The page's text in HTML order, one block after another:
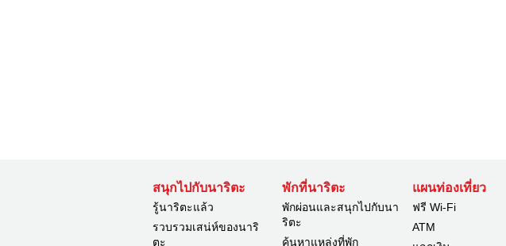
สนุกไปกับนาริตะ
รู้นาริตะแล้ว
รวบรวมเสน่ห์ของนาริ
ตะ
พักที่นาริตะ
พักผ่อนและสนุกไปกับนา
ริตะ
ค้นหาแหล่งที่พัก
แผนท่องเที่ยว
ฟรี Wi-Fi
ATM